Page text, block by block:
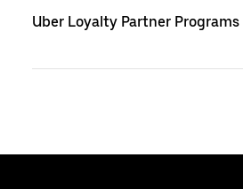
Uber Loyalty Partner Programs